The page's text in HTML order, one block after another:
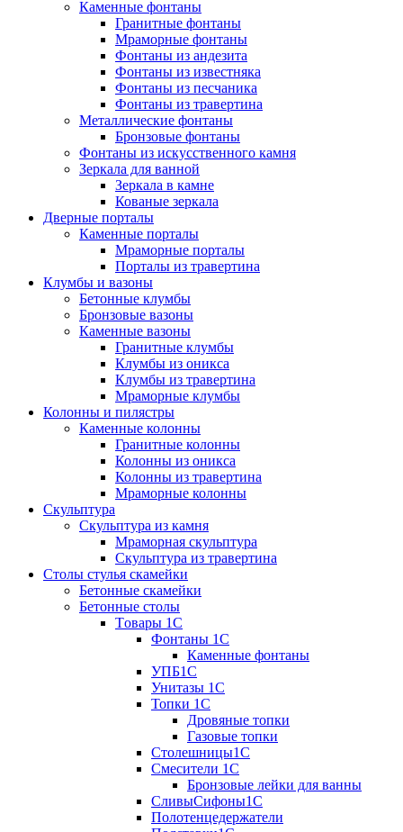
Каменные фонтаны
Гранитные фонтаны
Мраморные фонтаны
Фонтаны из андезита
Фонтаны из известняка
Фонтаны из песчаника
Фонтаны из травертина
Металлические фонтаны
Бронзовые фонтаны
Фонтаны из искусственного камня
Зеркала для ванной
Зеркала в камне
Кованые зеркала
Дверные порталы
Каменные порталы
Мраморные порталы
Порталы из травертина
Клумбы и вазоны
Бетонные клумбы
Бронзовые вазоны
Каменные вазоны
Гранитные клумбы
Клумбы из оникса
Клумбы из травертина
Мраморные клумбы
Колонны и пилястры
Каменные колонны
Гранитные колонны
Колонны из оникса
Колонны из травертина
Мраморные колонны
Скульптура
Скульптура из камня
Мраморная скульптура
Скульптура из травертина
Столы стулья скамейки
Бетонные скамейки
Бетонные столы
Tовары 1C
Фонтаны 1C
Каменные фонтаны
УПБ1С
Унитазы 1С
Топки 1С
Дровяные топки
Газовые топки
Столешницы1С
Смесители 1С
Бронзовые лейки для ванны
СливыСифоны1С
Полотенцедержатели